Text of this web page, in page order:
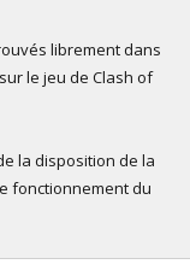
librement dans
le jeu de Clash of
la disposition de la
fonctionnement du